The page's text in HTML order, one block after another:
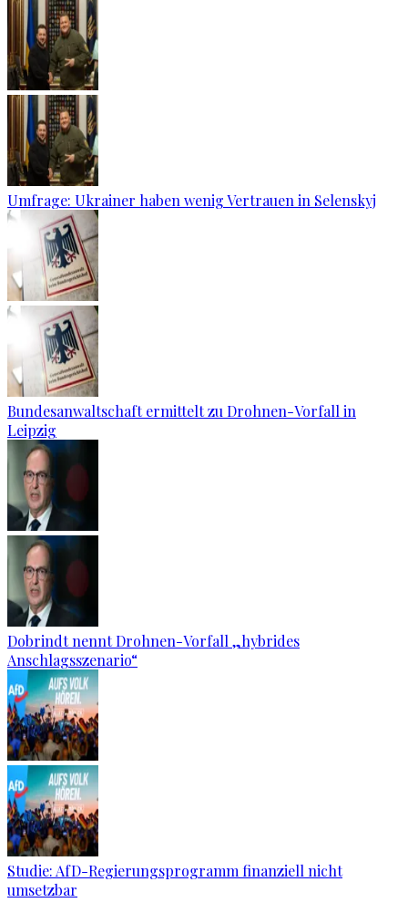
Umfrage: Ukrainer haben wenig Vertrauen in Selenskyj
Bundesanwaltschaft ermittelt zu Drohnen-Vorfall in
Leipzig
Dobrindt nennt Drohnen-Vorfall „hybrides
Anschlagsszenario“
Studie: AfD-Regierungsprogramm finanziell nicht
umsetzbar